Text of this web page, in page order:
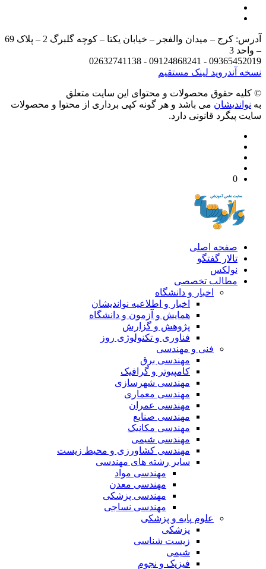
آدرس: کرج – میدان والفجر – خیابان یکتا – کوچه گلبرگ 2 – پلاک 69
3
09365452019 - 09124868241 -
آندرویدلینک مستقیم
حقوق محصولات و محتوای اين سایت متعلق
می باشد و هر گونه کپی برداری از محتوا و محصولات
پیگرد قانونی دارد.
صفحه اصلی
تالار گفتگو
نولکس
مطالب تخصصی
اخبار و دانشگاه
اخبار و اطلاعیه نواندیشان
همایش و آزمون و دانشگاه
پژوهش و گزارش
فناوری و تکنولوژی روز
فنی و مهندسی
مهندسی برق
کامپیوتر و گرافیک
مهندسی شهرسازی
مهندسی معماری
مهندسی عمران
مهندسی صنایع
مهندسی مکانیک
مهندسی شیمی
مهندسی کشاورزی و محیط زیست
سایر رشته های مهندسی
مهندسی مواد
مهندسی معدن
مهندسی پزشکی
مهندسی نساجی
علوم پایه و پزشکی
پزشکی
زیست شناسی
شیمی
فیزیک و نجوم